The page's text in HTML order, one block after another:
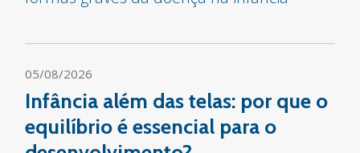
05/08/2026
Infância além das telas: por que o
equilíbrio é essencial para o